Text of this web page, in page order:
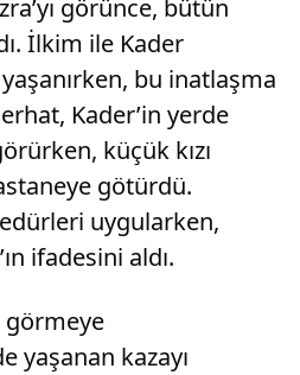
görünce, bütün
İlkim ile Kader
bu inatlaşma
Kader’in yerde
küçük kızı
götürdü.
uygularken,
ifadesini aldı.
görmeye
yaşanan kazayı